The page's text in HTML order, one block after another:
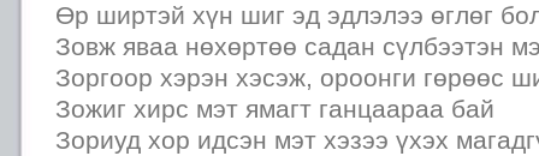
Өр ширтэй хүн шиг эд эдлэлээ өглөг
Зовж яваа нөхөртөө садан сүлбээтэн
Зоргоор хэрэн хэсэж, ороонги гөрөөс
Зожиг хирс мэт ямагт ганцаараа бай
Зориуд хор идсэн мэт хэзээ үхэх